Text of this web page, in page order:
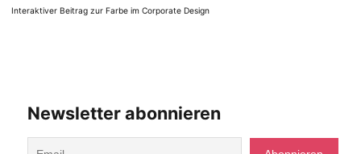
Interaktiver Beitrag zur Farbe im Corporate Design
Newsletter abonnieren